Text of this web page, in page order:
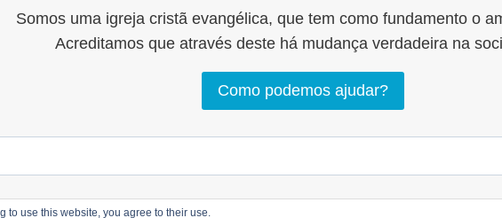
Somos uma igreja cristã evangélica, que tem como fundamento o
Acreditamos que através deste há mudança verdadeira na
Como podemos ajudar?
to use this website, you agree to their use.